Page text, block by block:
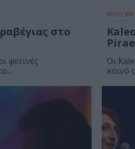
στο
φετινές
ΜΟΥΣΙΚΗ /
Οι
κοινό